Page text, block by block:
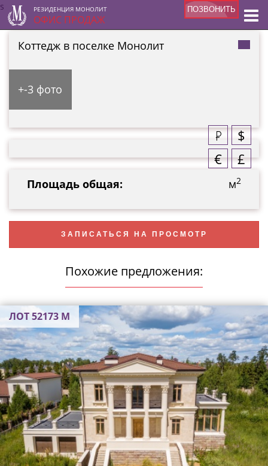
s ПОЗВОНИТЬ
РЕЗИДЕНЦИЯ МОНОЛИТ
ОФИС ПРОДАЖ
Коттедж в поселке Монолит
+-3 фото
$
£
€
Площадь общая: м2
ЗАПИСАТЬСЯ НА ПРОСМОТР
Похожие предложения:
ЛОТ 52173 М